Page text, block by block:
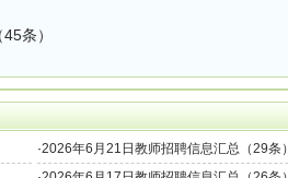
条）
·2026年6月21日教师招聘信息汇总（29条）